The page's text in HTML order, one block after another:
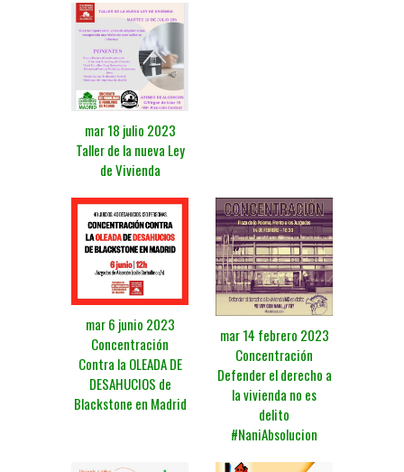
mar 18 julio 2023
Taller de la nueva Ley
de Vivienda
mar 6 junio 2023
Concentración
Contra la OLEADA DE
DESAHUCIOS de
Blackstone en Madrid
mar 14 febrero 2023
Concentración
Defender el derecho a
la vivienda no es
delito
#NaniAbsolucion